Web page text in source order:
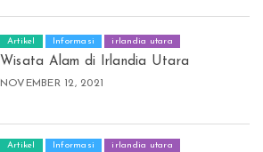
Artikel Informasi irlandia utara
Wisata Alam di Irlandia Utara
NOVEMBER 12, 2021
Artikel Informasi
irlandia utara